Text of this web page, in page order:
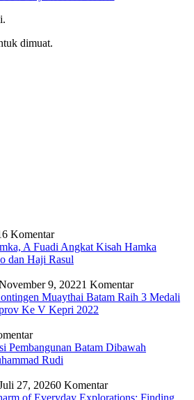
dimuat.
6 Komentar
A Fuadi Angkat Kisah Hamka
dan Haji Rasul
9, 20221 Komentar
Muaythai Batam Raih 3 Medali
Ke V Kepri 2022
Pembangunan Batam Dibawah
Rudi
27, 20260 Komentar